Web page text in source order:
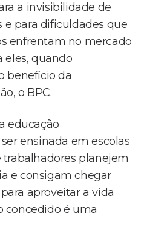
a invisibilidade de
e para dificuldades que
enfrentam no mercado
eles, quando
benefício da
o BPC.
educação
ensinada em escolas
trabalhadores planejem
e consigam chegar
aproveitar a vida
concedido é uma